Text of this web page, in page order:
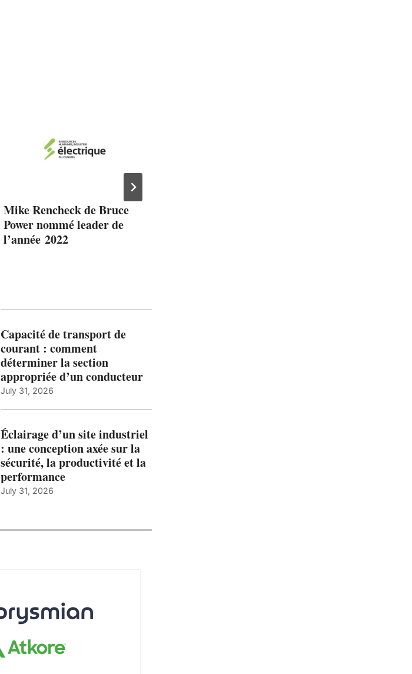
Mike Rencheck de Bruce
Power nommé leader de
l’année 2022
Capacité de transport de
courant : comment
déterminer la section
appropriée d’un conducteur
July 31, 2026
Éclairage d’un site industriel
: une conception axée sur la
sécurité, la productivité et la
performance
July 31, 2026